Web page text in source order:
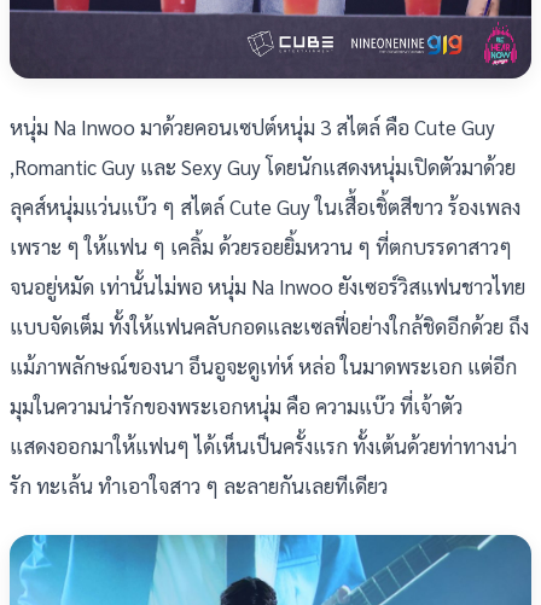
หนุ่ม Na Inwoo มาด้วยคอนเซปต์หนุ่ม 3 สไตล์ คือ Cute Guy
,Romantic Guy และ Sexy Guy โดยนักแสดงหนุ่มเปิดตัวมาด้วย
ลุคส์หนุ่มแว่นแบ๊ว ๆ สไตล์ Cute Guy ในเสื้อเชิ้ตสีขาว ร้องเพลง
เพราะ ๆ ให้แฟน ๆ เคลิ้ม ด้วยรอยยิ้มหวาน ๆ ที่ตกบรรดาสาวๆ
จนอยู่หมัด เท่านั้นไม่พอ หนุ่ม Na Inwoo ยังเซอร์วิสแฟนชาวไทย
แบบจัดเต็ม ทั้งให้แฟนคลับกอดและเซลฟี่อย่างใกล้ชิดอีกด้วย ถึง
แม้ภาพลักษณ์ของนา อึนอูจะดูเท่ห์ หล่อ ในมาดพระเอก แต่อีก
มุมในความน่ารักของพระเอกหนุ่ม คือ ความแบ๊ว ที่เจ้าตัว
แสดงออกมาให้แฟนๆ ได้เห็นเป็นครั้งแรก ทั้งเต้นด้วยท่าทางน่า
รัก ทะเล้น ทำเอาใจสาว ๆ ละลายกันเลยทีเดียว